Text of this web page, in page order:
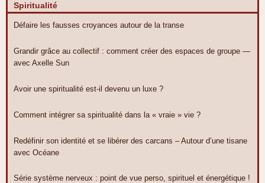
Spiritualité
Défaire les fausses croyances autour de la transe
Grandir grâce au collectif : comment créer des espaces de groupe —
avec Axelle Sun
Avoir une spiritualité est-il devenu un luxe ?
Comment intégrer sa spiritualité dans la « vraie » vie ?
Redéfinir son identité et se libérer des carcans – Autour d’une tisane
avec Océane
Série système nerveux : point de vue perso, spirituel et énergétique !